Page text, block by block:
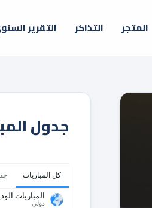
المتجر التذاكر التقرير
جدول
كل المباريات
المباريات
دولي